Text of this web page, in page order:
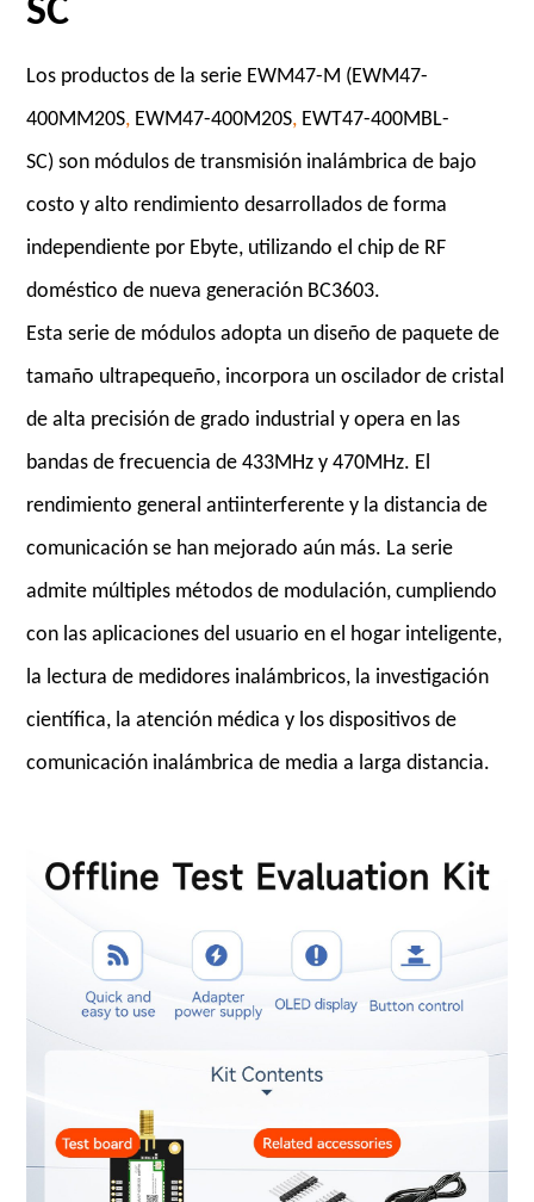
SC
Los productos de la serie EWM47-M (EWM47-
400MM20S, EWM47-400M20S, EWT47-400MBL-
SC) son módulos de transmisión inalámbrica de bajo
costo y alto rendimiento desarrollados de forma
independiente por Ebyte, utilizando el chip de RF
doméstico de nueva generación BC3603.
Esta serie de módulos adopta un diseño de paquete de
tamaño ultrapequeño, incorpora un oscilador de cristal
de alta precisión de grado industrial y opera en las
bandas de frecuencia de 433MHz y 470MHz. El
rendimiento general antiinterferente y la distancia de
comunicación se han mejorado aún más. La serie
admite múltiples métodos de modulación, cumpliendo
con las aplicaciones del usuario en el hogar inteligente,
la lectura de medidores inalámbricos, la investigación
científica, la atención médica y los dispositivos de
comunicación inalámbrica de media a larga distancia.